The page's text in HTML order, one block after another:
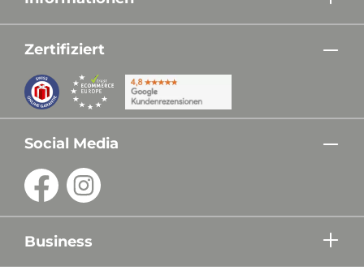
Zertifiziert
Social Media
Business